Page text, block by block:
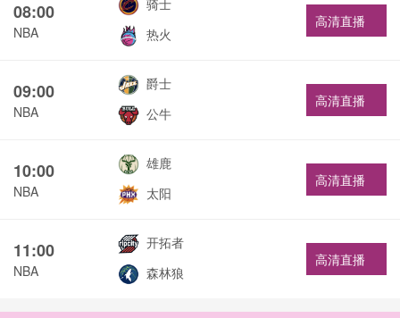
08:00
NBA
骑士
热火
高清直播
09:00
NBA
爵士
公牛
高清直播
10:00
NBA
雄鹿
太阳
高清直播
11:00
NBA
开拓者
森林狼
高清直播